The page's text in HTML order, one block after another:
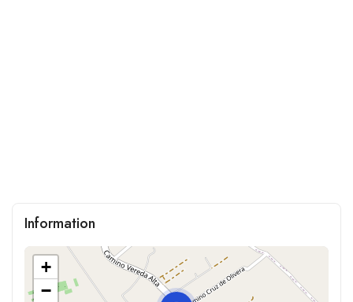
Information
+
−